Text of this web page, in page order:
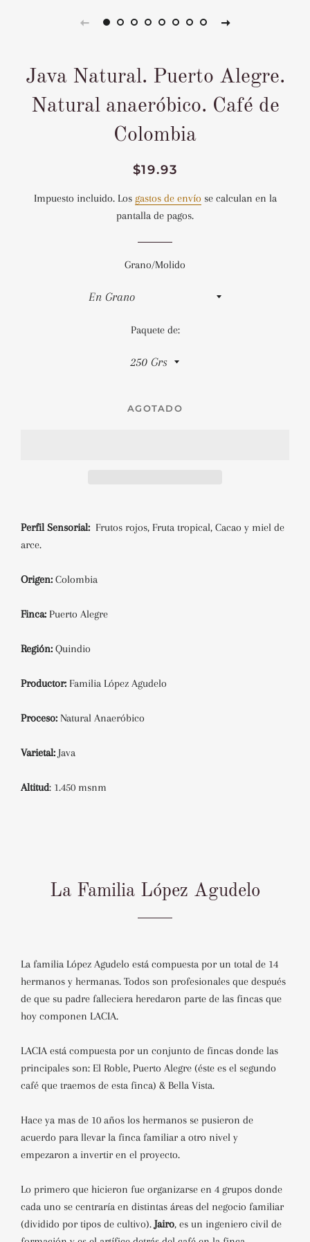
Java Natural. Puerto Alegre.
Natural anaeróbico. Café de
Colombia
Precio
Precio
venta
$19.93
Impuesto incluido. Los gastos de envío se calculan en la
pantalla de pagos.
Grano/Molido
Paquete de:
AGOTADO
Perfil Sensorial: Frutos rojos, Fruta tropical, Cacao y miel de
arce.
Origen: Colombia
Finca: Puerto Alegre
Región: Quindio
Productor: Familia López Agudelo
Proceso: Natural Anaeróbico
Varietal: Java
Altitud: 1.450 msnm
La Familia López Agudelo
La familia López Agudelo está compuesta por un total de 14
hermanos y hermanas. Todos son profesionales que después
de que su padre falleciera heredaron parte de las fincas que
hoy componen LACIA.
LACIA está compuesta por un conjunto de fincas donde las
principales son: El Roble, Puerto Alegre (éste es el segundo
café que traemos de esta finca) & Bella Vista.
Hace ya mas de 10 años los hermanos se pusieron de
acuerdo para llevar la finca familiar a otro nivel y
empezaron a invertir en el proyecto.
Lo primero que hicieron fue organizarse en 4 grupos donde
cada uno se centraría en distintas áreas del negocio familiar
(dividido por tipos de cultivo). Jairo, es un ingeniero civil de